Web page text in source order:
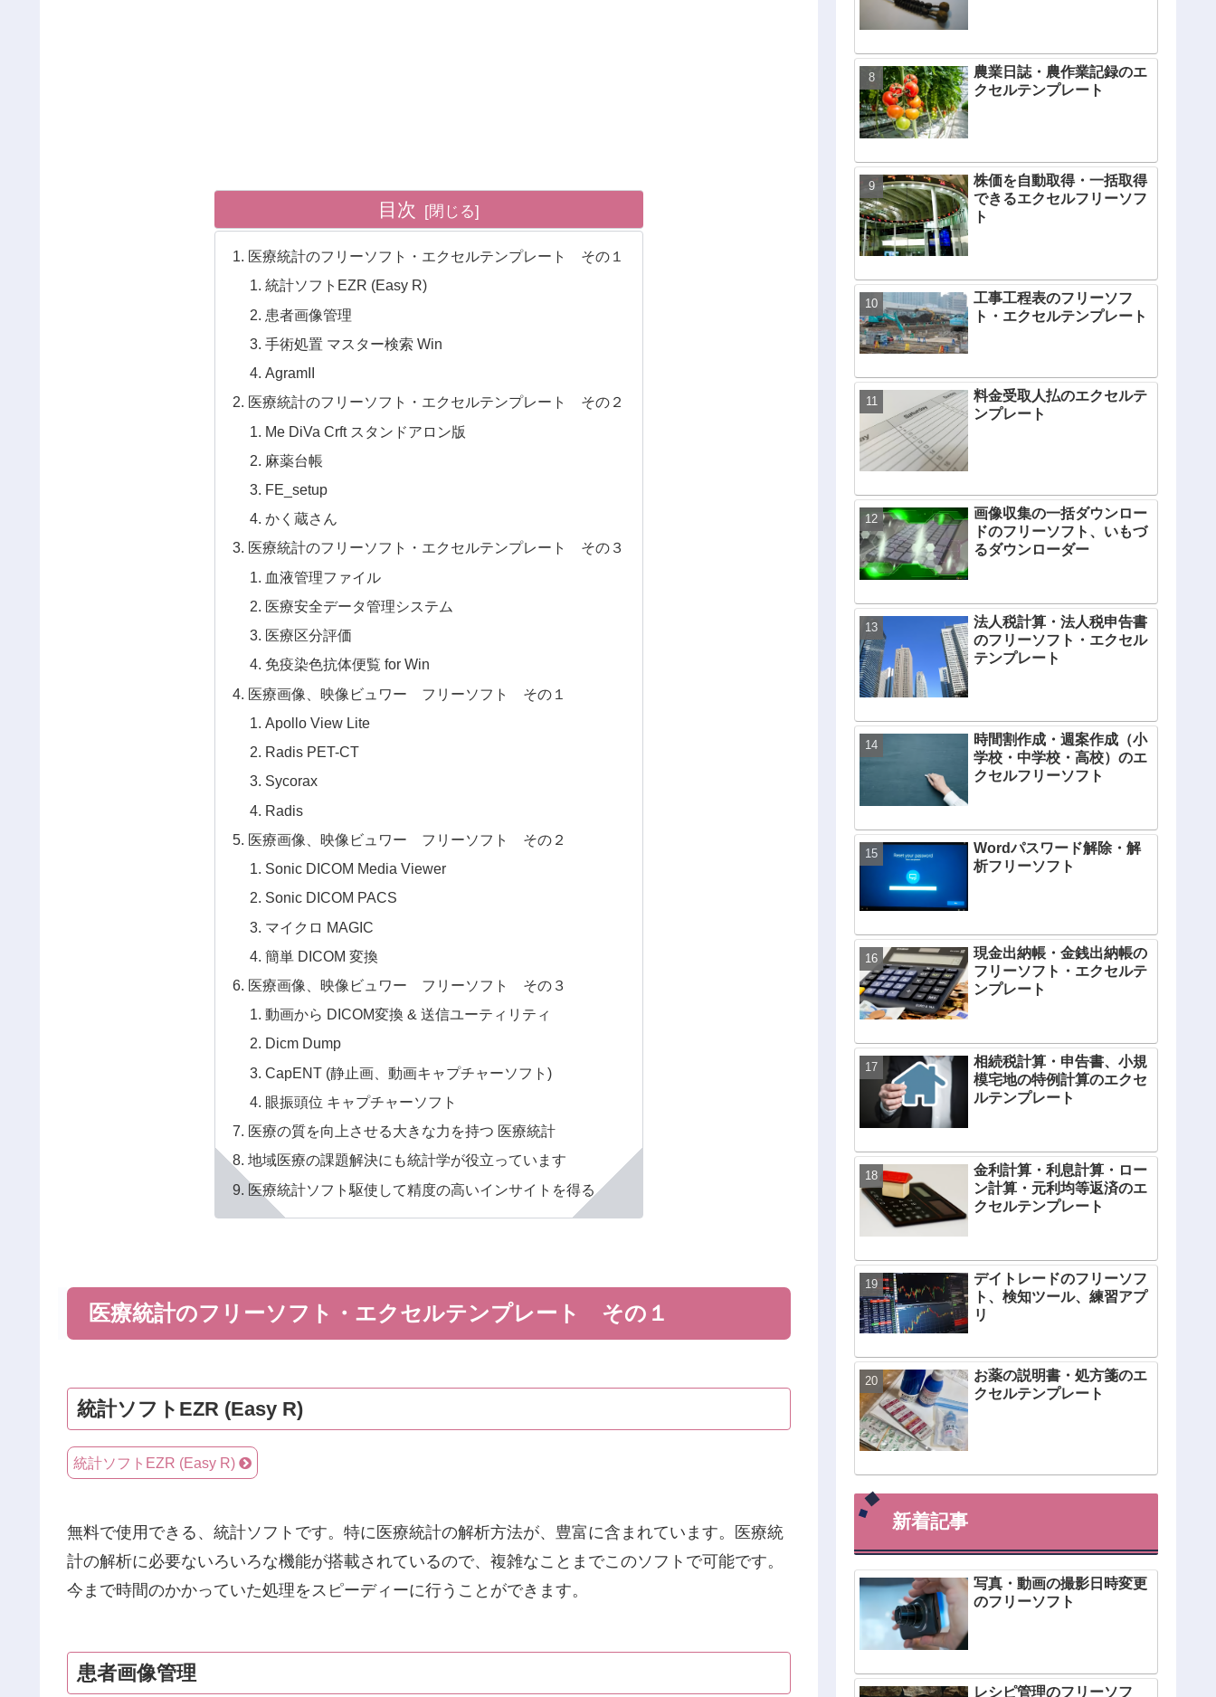
目次
医療統計のフリーソフト・エクセルテンプレート その１
統計ソフトEZR (Easy R)
患者画像管理
手術処置 マスター検索 Win
AgramII
医療統計のフリーソフト・エクセルテンプレート その２
Me DiVa Crft スタンドアロン版
麻薬台帳
FE_setup
かく蔵さん
医療統計のフリーソフト・エクセルテンプレート その３
血液管理ファイル
医療安全データ管理システム
医療区分評価
免疫染色抗体便覧 for Win
医療画像、映像ビュワー フリーソフト その１
Apollo View Lite
Radis PET-CT
Sycorax
Radis
医療画像、映像ビュワー フリーソフト その２
Sonic DICOM Media Viewer
Sonic DICOM PACS
マイクロ MAGIC
簡単 DICOM 変換
医療画像、映像ビュワー フリーソフト その３
動画から DICOM変換 & 送信ユーティリティ
Dicm Dump
CapENT (静止画、動画キャプチャーソフト)
眼振頭位 キャプチャーソフト
医療の質を向上させる大きな力を持つ 医療統計
地域医療の課題解決にも統計学が役立っています
医療統計ソフト駆使して精度の高いインサイトを得る
医療統計のフリーソフト・エクセルテンプレート その１
統計ソフトEZR (Easy R)
統計ソフトEZR (Easy R)
無料で使用できる、統計ソフトです。特に医療統計の解析方法が、豊富に含まれています。医療統
計の解析に必要ないろいろな機能が搭載されているので、複雑なことまでこのソフトで可能です。
今まで時間のかかっていた処理をスピーディーに行うことができます。
患者画像管理
農業日誌・農作業記録のエ
クセルテンプレート
株価を自動取得・一括取得
できるエクセルフリーソフ
ト
工事工程表のフリーソフ
ト・エクセルテンプレート
料金受取人払のエクセルテ
ンプレート
画像収集の一括ダウンロー
ドのフリーソフト、いもづ
るダウンローダー
法人税計算・法人税申告書
のフリーソフト・エクセル
テンプレート
時間割作成・週案作成（小
学校・中学校・高校）のエ
クセルフリーソフト
Wordパスワード解除・解
析フリーソフト
現金出納帳・金銭出納帳の
フリーソフト・エクセルテ
ンプレート
相続税計算・申告書、小規
模宅地の特例計算のエクセ
ルテンプレート
金利計算・利息計算・ロー
ン計算・元利均等返済のエ
クセルテンプレート
デイトレードのフリーソフ
ト、検知ツール、練習アプ
リ
お薬の説明書・処方箋のエ
クセルテンプレート
新着記事
写真・動画の撮影日時変更
のフリーソフト
レシピ管理のフリーソフ